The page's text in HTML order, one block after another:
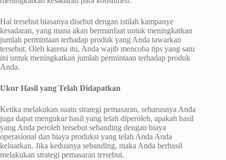
Hal tersebut biasanya disebut dengan istilah kampanye
kesadaran, yang mana akan bermanfaat untuk meningkatkan
jumlah permintaan terhadap produk yang Anda tawarkan
tersebut. Oleh karena itu, Anda wajib mencoba tips yang satu
ini untuk meningkatkan jumlah permintaan terhadap produk
Anda.
Ukur Hasil yang Telah Didapatkan
Ketika melakukan suatu strategi pemasaran, seharusnya Anda
juga dapat mengukur hasil yang telah diperoleh, apakah hasil
yang Anda peroleh tersebut sebanding dengan biaya
operasional dan biaya produksi yang telah Anda Anda
keluarkan. Jika keduanya sebanding, maka Anda berhasil
melakukan strategi pemasaran tersebut.